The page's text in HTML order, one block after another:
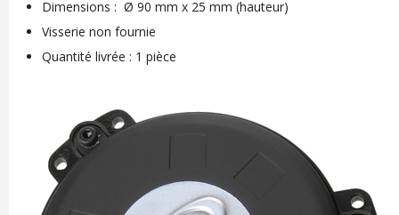
Dimensions : Ø 90 mm x 25 mm (hauteur)
Visserie non fournie
Quantité livrée : 1 pièce